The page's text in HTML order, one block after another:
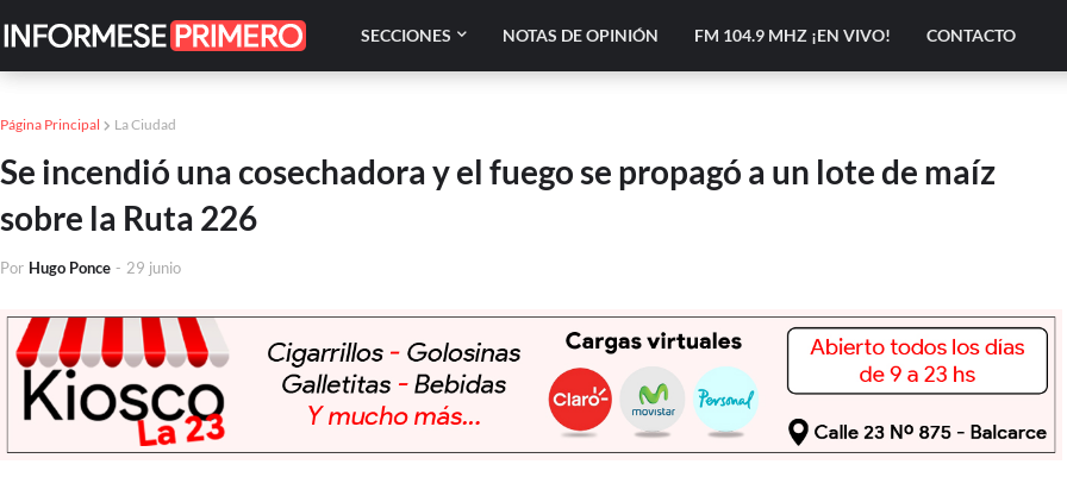
SECCIONES NOTAS DE OPINIÓN FM 104.9 MHZ ¡EN VIVO! CONTACTO
Página Principal La Ciudad
Se incendió una cosechadora y el fuego se propagó a un lote de maíz
sobre la Ruta 226
Por Hugo Ponce - 29 junio